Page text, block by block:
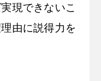
現できないこ
由に説得力を